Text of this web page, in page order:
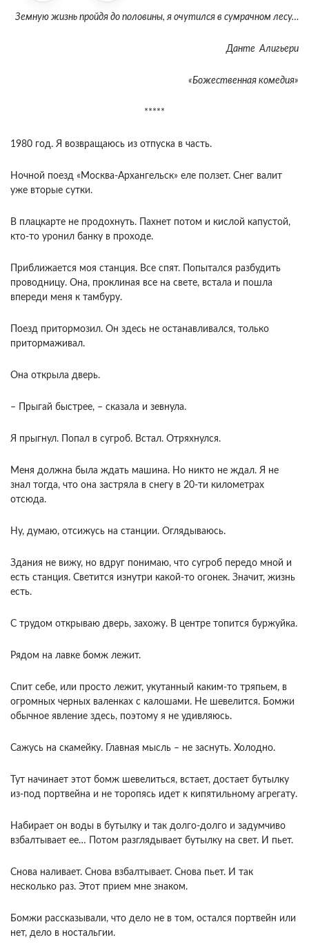
Земную жизнь пройдя до половины, я очутился в сумрачном лесу…
Данте Алигьери
«Божественная комедия»
*****
1980 год. Я возвращаюсь из отпуска в часть.
Ночной поезд «Москва-Архангельск» еле ползет. Снег валит
уже вторые сутки.
В плацкарте не продохнуть. Пахнет потом и кислой капустой,
кто-то уронил банку в проходе.
Приближается моя станция. Все спят. Попытался разбудить
проводницу. Она, проклиная все на свете, встала и пошла
впереди меня к тамбуру.
Поезд притормозил. Он здесь не останавливался, только
притормаживал.
Она открыла дверь.
– Прыгай быстрее, – сказала и зевнула.
Я прыгнул. Попал в сугроб. Встал. Отряхнулся.
Меня должна была ждать машина. Но никто не ждал. Я не
знал тогда, что она застряла в снегу в 20-ти километрах
отсюда.
Ну, думаю, отсижусь на станции. Оглядываюсь.
Здания не вижу, но вдруг понимаю, что сугроб передо мной и
есть станция. Светится изнутри какой-то огонек. Значит, жизнь
есть.
С трудом открываю дверь, захожу. В центре топится буржуйка.
Рядом на лавке бомж лежит.
Спит себе, или просто лежит, укутанный каким-то тряпьем, в
огромных черных валенках с калошами. Не шевелится. Бомжи
обычное явление здесь, поэтому я не удивляюсь.
Сажусь на скамейку. Главная мысль – не заснуть. Холодно.
Тут начинает этот бомж шевелиться, встает, достает бутылку
из-под портвейна и не торопясь идет к кипятильному агрегату.
Набирает он воды в бутылку и так долго-долго и задумчиво
взбалтывает ее… Потом разглядывает бутылку на свет. И пьет.
Снова наливает. Снова взбалтывает. Снова пьет. И так
несколько раз. Этот прием мне знаком.
Бомжи рассказывали, что дело не в том, остался портвейн или
нет, дело в ностальгии.